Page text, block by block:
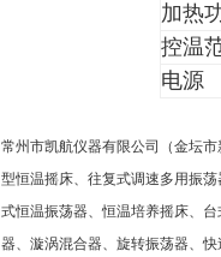
加热
控温
电源
常州市凯航仪器有限公司（金坛
型恒温摇床、往复式调速多用振
式恒温振荡器、恒温培养摇床、
器、漩涡混合器、旋转振荡器、